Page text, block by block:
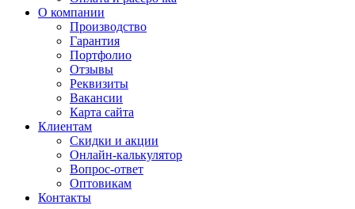
О компании
Производство
Гарантия
Портфолио
Отзывы
Реквизиты
Вакансии
Карта сайта
Клиентам
Скидки и акции
Онлайн-калькулятор
Вопрос-ответ
Оптовикам
Контакты